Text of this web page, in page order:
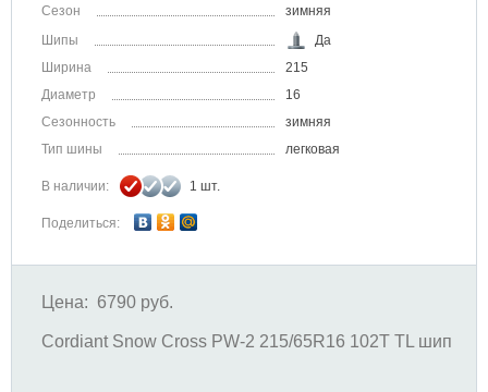
Сезон
зимняя
Шипы
Да
Ширина
215
Диаметр
16
Сезонность
зимняя
Тип шины
легковая
В наличии: 1 шт.
Поделиться:
Цена: 6790 руб.
Cordiant Snow Cross PW-2 215/65R16 102T TL шип